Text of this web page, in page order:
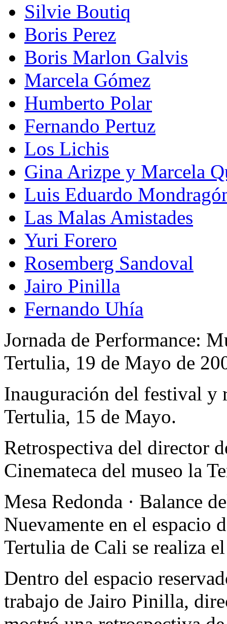
Silvie Boutiq
Boris Perez
Boris Marlon Galvis
Marcela Gómez
Humberto Polar
Fernando Pertuz
Los Lichis
Gina Arizpe y Marcela
Luis Eduardo
Las Malas Amistades
Yuri Forero
Rosemberg Sandoval
Jairo Pinilla
Fernando Uhía
Jornada de Performance:
Tertulia, 19 de Mayo de
Inauguración del festival y
Tertulia, 15 de Mayo.
Retrospectiva del director
Cinemateca del museo la
Mesa Redonda · Balance
Nuevamente en el espacio
Tertulia de Cali se realiza
Dentro del espacio
trabajo de Jairo Pinilla,